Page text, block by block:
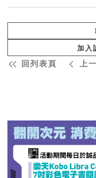
加入
回列表頁 上